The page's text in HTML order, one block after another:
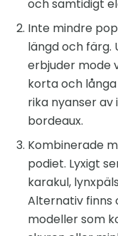
och samtidigt
Inte mindre
längd och färg.
erbjuder mode
korta och
rika nyanser av
bordeaux.
Kombinerade
podiet. Lyxigt
karakul,
Alternativ finns
modeller som